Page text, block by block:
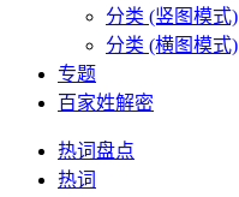
分类 (竖图模式)
分类 (横图模式)
专题
百家姓解密
热词盘点
热词